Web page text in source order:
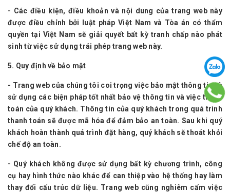
- Các điều kiện, điều khoản và nội dung của trang web này
được điều chỉnh bởi luật pháp Việt Nam và Tòa án có thẩm
quyền tại Việt Nam sẽ giải quyết bất kỳ tranh chấp nào phát
sinh từ việc sử dụng trái phép trang web này.
5. Quy định về bảo mật
- Trang web của chúng tôi coi trọng việc bảo mật thông tin và
sử dụng các biện pháp tốt nhất bảo vệ thông tin và việc thanh
toán của quý khách. Thông tin của quý khách trong quá trình
thanh toán sẽ được mã hóa để đảm bảo an toàn. Sau khi quý
khách hoàn thành quá trình đặt hàng, quý khách sẽ thoát khỏi
chế độ an toàn.
- Quý khách không được sử dụng bất kỳ chương trình, công
cụ hay hình thức nào khác để can thiệp vào hệ thống hay làm
thay đổi cấu trúc dữ liệu. Trang web cũng nghiêm cấm việc